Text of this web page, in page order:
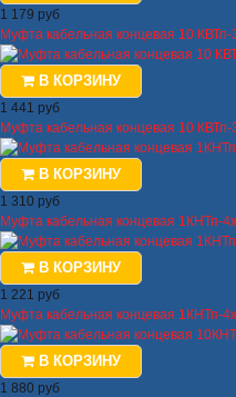
1 179 руб
Муфта кабельная концевая 10
В КОРЗИНУ
1 441 руб
Муфта кабельная концевая 10
В КОРЗИНУ
1 310 руб
Муфта кабельная концевая 1КНТп-
В КОРЗИНУ
1 221 руб
Муфта кабельная концевая 1КНТп-
В КОРЗИНУ
1 880 руб